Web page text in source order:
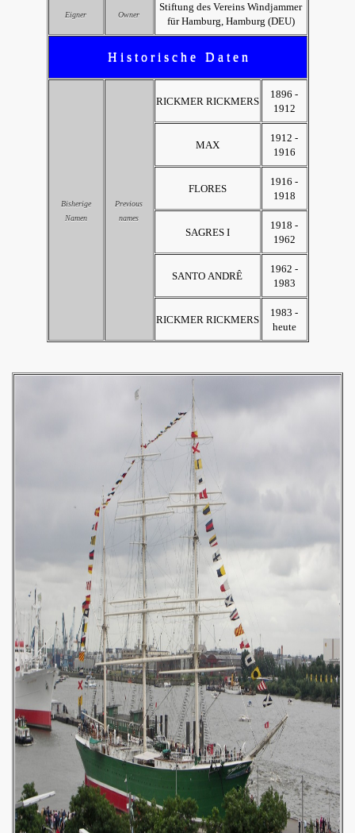
Eigner Owner
Stiftung des Vereins Windjammer
für Hamburg, Hamburg (DEU)
H i s t o r i s c h e D a t e n
Bisherige
Namen
Previous
names
RICKMER RICKMERS
1896 -
1912
MAX
1912 -
1916
FLORES
1916 -
1918
SAGRES I
1918 -
1962
SANTO ANDRÊ
1962 -
1983
RICKMER RICKMERS
1983 -
heute